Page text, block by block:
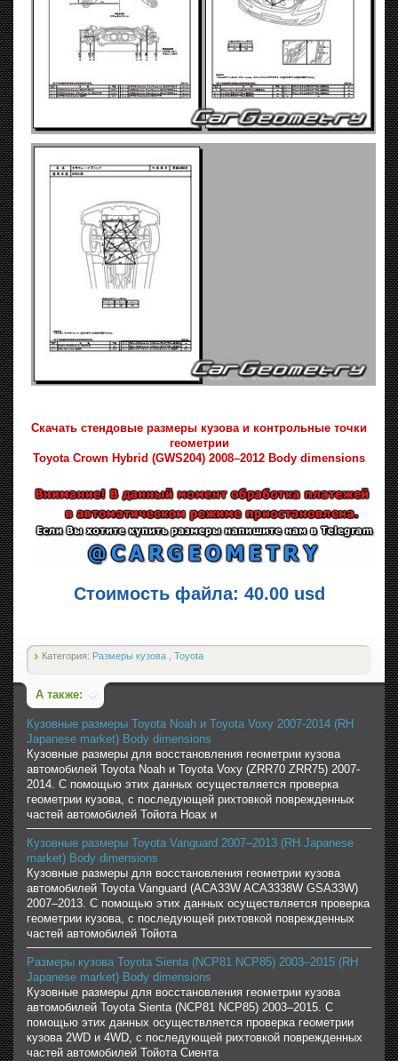
Скачать стендовые размеры кузова и контрольные точки
геометрии
Toyota Crown Hybrid (GWS204) 2008–2012 Body dimensions
Стоимость файла: 40.00 usd
Категория: Размеры кузова Toyota
А также:
Кузовные размеры Toyota Noah и Toyota Voxy 2007-2014 (RH
Japanese market) Body dimensions
Кузовные размеры для восстановления геометрии кузова
автомобилей Toyota Noah и Toyota Voxy (ZRR70 ZRR75) 2007-
2014. С помощью этих данных осуществляется проверка
геометрии кузова, с последующей рихтовкой поврежденных
частей автомобилей Тойота Ноах и
Кузовные размеры Toyota Vanguard 2007–2013 (RH Japanese
market) Body dimensions
Кузовные размеры для восстановления геометрии кузова
автомобилей Toyota Vanguard (ACA33W ACA3338W GSA33W)
2007–2013. С помощью этих данных осуществляется проверка
геометрии кузова, с последующей рихтовкой поврежденных
частей автомобилей Тойота
Размеры кузова Toyota Sienta (NCP81 NCP85) 2003–2015 (RH
Japanese market) Body dimensions
Кузовные размеры для восстановления геометрии кузова
автомобилей Toyota Sienta (NCP81 NCP85) 2003–2015. С
помощью этих данных осуществляется проверка геометрии
кузова 2WD и 4WD, с последующей рихтовкой поврежденных
частей автомобилей Тойота Сиента